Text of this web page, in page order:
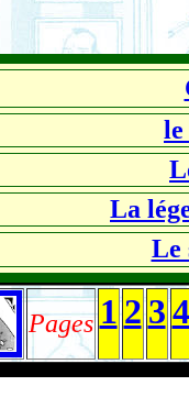
le
La
Le
Pages 1 2 34